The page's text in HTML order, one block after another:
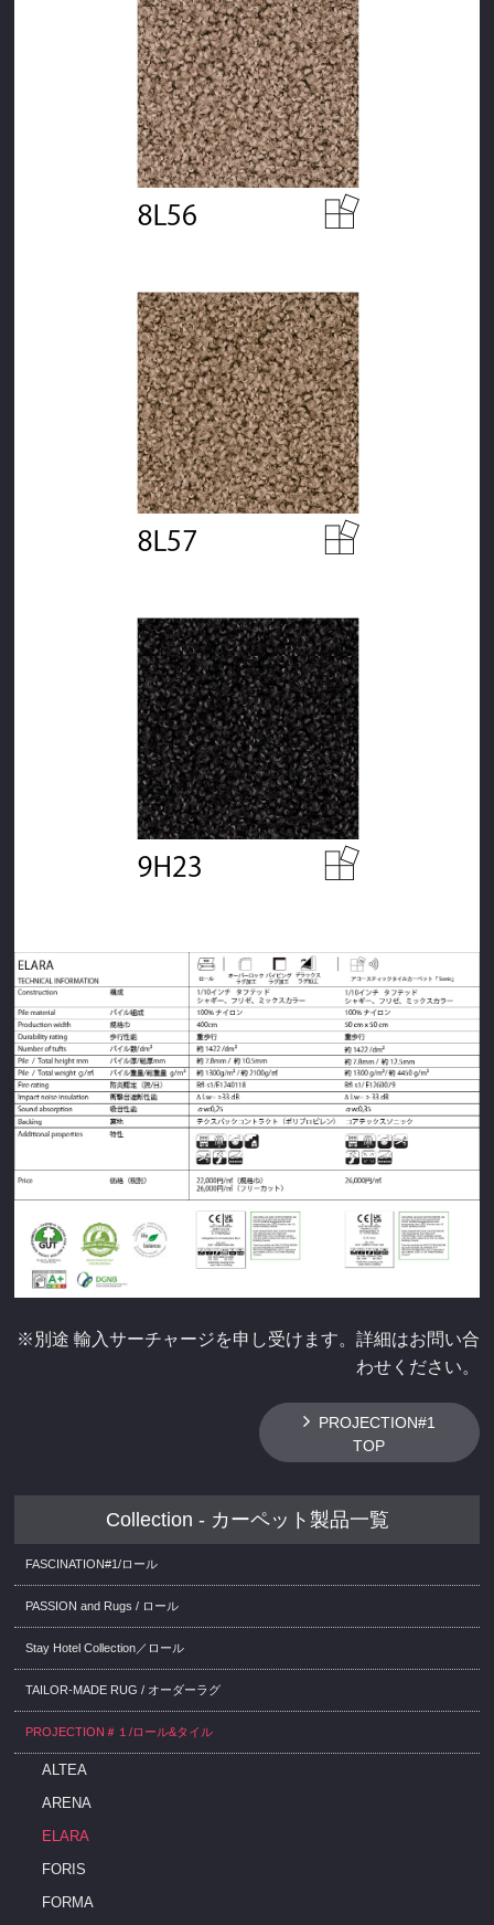
※別途 輸入サーチャージを申し受けます。詳細はお問い合
わせください。
PROJECTION#1
TOP
Collection - カーペット製品一覧
FASCINATION#1/ロール
PASSION and Rugs / ロール
Stay Hotel Collection／ロール
TAILOR-MADE RUG / オーダーラグ
PROJECTION＃１/ロール&タイル
ALTEA
ARENA
ELARA
FORIS
FORMA